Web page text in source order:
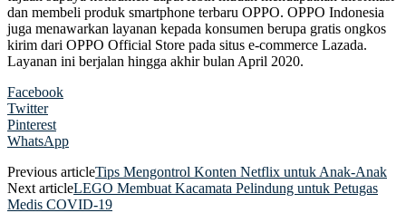
dan membeli produk smartphone terbaru OPPO. OPPO Indonesia
juga menawarkan layanan kepada konsumen berupa gratis ongkos
kirim dari OPPO Official Store pada situs e-commerce Lazada.
Layanan ini berjalan hingga akhir bulan April 2020.
Facebook
Twitter
Pinterest
WhatsApp
Previous articleTips Mengontrol Konten Netflix untuk Anak-Anak
Next articleLEGO Membuat Kacamata Pelindung untuk Petugas
Medis COVID-19